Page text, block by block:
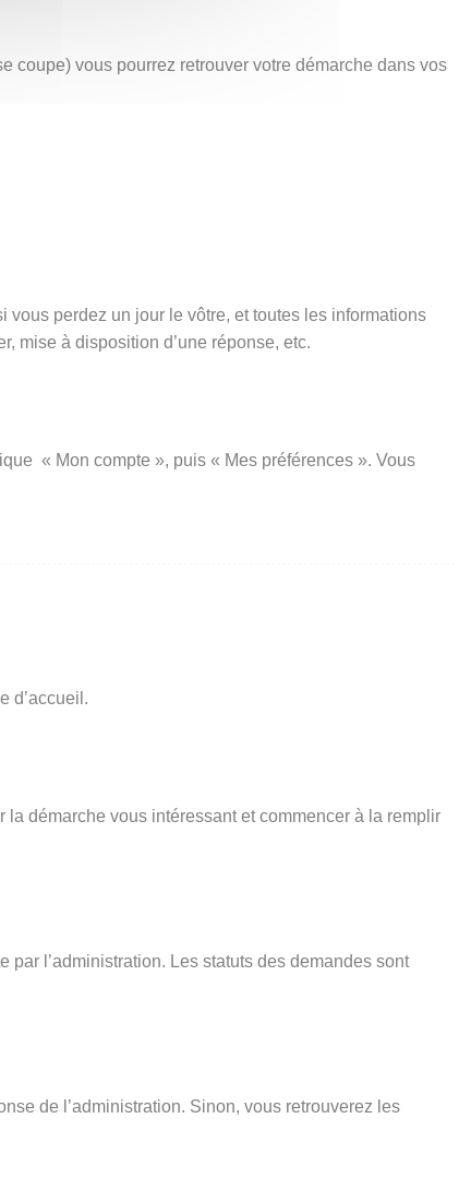
coupe) vous pourrez retrouver votre démarche dans vos
perdez un jour le vôtre, et toutes les informations
mise à disposition d’une réponse, etc.
« Mon compte », puis « Mes préférences ». Vous
d’accueil.
démarche vous intéressant et commencer à la remplir
par l’administration. Les statuts des demandes sont
de l’administration. Sinon, vous retrouverez les